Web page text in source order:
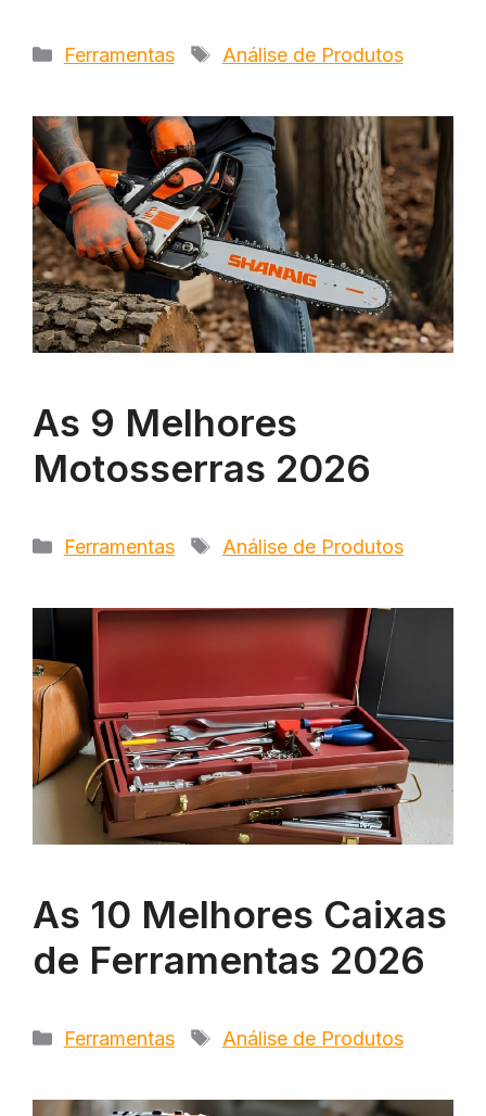
Categorias
Ferramentas Tags
Análise de Produtos
As 9 Melhores
Motosserras 2026
Categorias
Ferramentas Tags
Análise de Produtos
As 10 Melhores Caixas
de Ferramentas 2026
Categorias
Ferramentas Tags
Análise de Produtos